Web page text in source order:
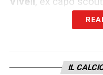
Considerato uno dei
Upamecano,IL